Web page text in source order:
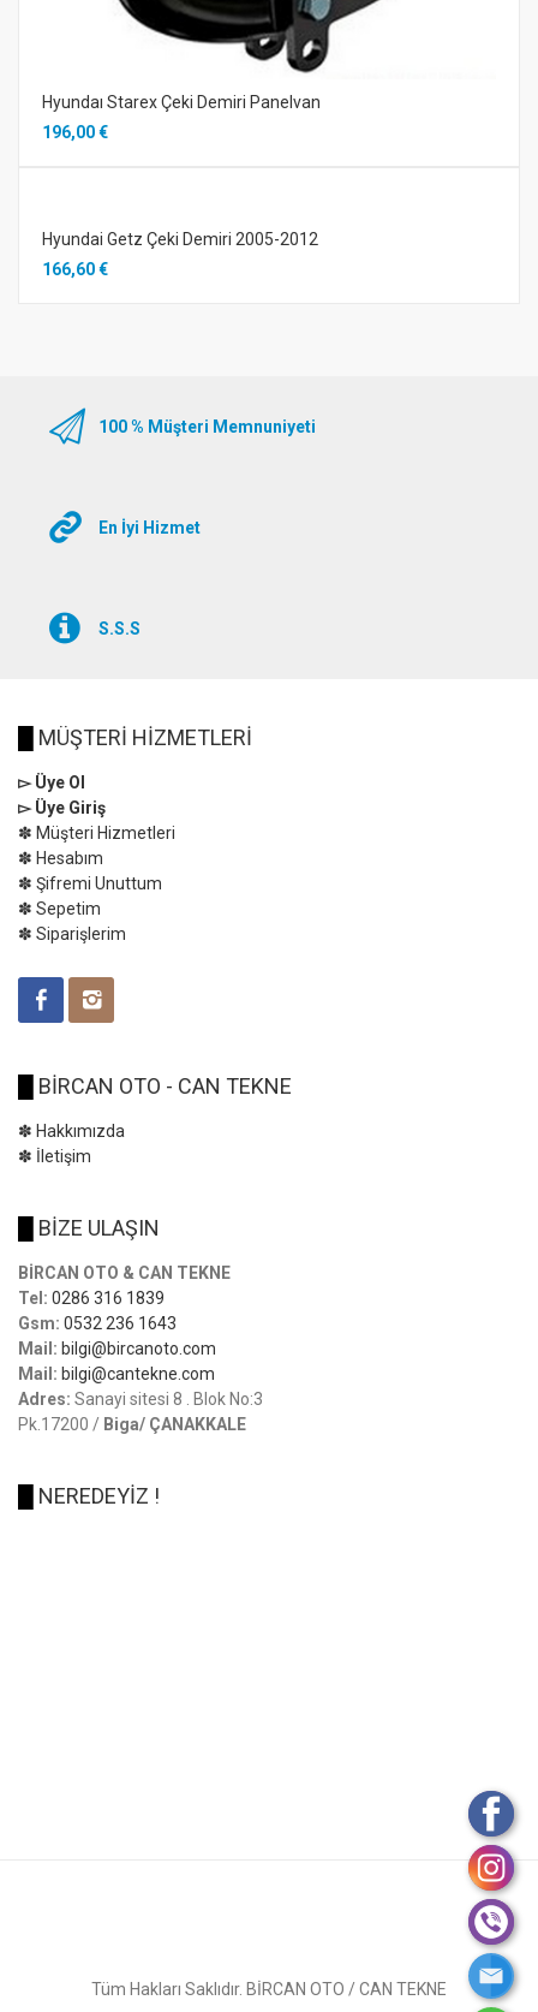
Hyundaı Starex Çeki Demiri Panelvan
196,00 €
Hyundai Getz Çeki Demiri 2005-2012
166,60 €
100 % Müşteri Memnuniyeti
En İyi Hizmet
S.S.S
MÜŞTERİ HİZMETLERİ
▻ Üye Ol
▻ Üye Giriş
✽ Müşteri Hizmetleri
✽ Hesabım
✽ Şifremi Unuttum
✽ Sepetim
✽ Siparişlerim
BİRCAN OTO - CAN TEKNE
✽ Hakkımızda
✽ İletişim
BİZE ULAŞIN
BİRCAN OTO & CAN TEKNE
Tel: 0286 316 1839
Gsm: 0532 236 1643
Mail: bilgi@bircanoto.com
Mail: bilgi@cantekne.com
Adres: Sanayi sitesi 8 . Blok No:3
Pk.17200 / Biga/ ÇANAKKALE
NEREDEYİZ !
Tüm Hakları Saklıdır. BİRCAN OTO / CAN TEKNE